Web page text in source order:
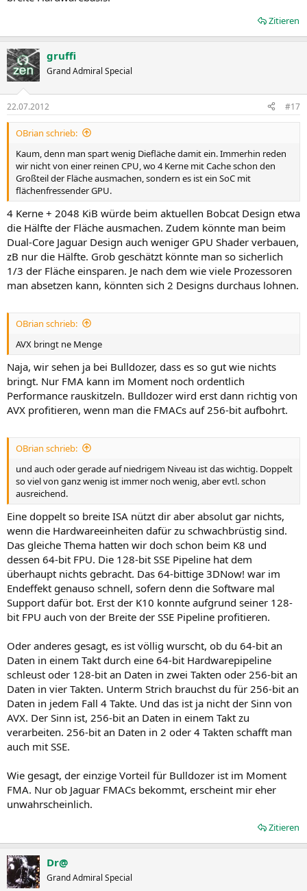
Zitieren
gruffi
Grand Admiral Special
22.07.2012 #17
OBrian schrieb:
Kaum, denn man spart wenig Diefläche damit ein. Immerhin reden
wir nicht von einer reinen CPU, wo 4 Kerne mit Cache schon den
Großteil der Fläche ausmachen, sondern es ist ein SoC mit
flächenfressender GPU.
4 Kerne + 2048 KiB würde beim aktuellen Bobcat Design etwa
die Hälfte der Fläche ausmachen. Zudem könnte man beim
Dual-Core Jaguar Design auch weniger GPU Shader verbauen,
zB nur die Hälfte. Grob geschätzt könnte man so sicherlich
1/3 der Fläche einsparen. Je nach dem wie viele Prozessoren
man absetzen kann, könnten sich 2 Designs durchaus lohnen.
OBrian schrieb:
AVX bringt ne Menge
Naja, wir sehen ja bei Bulldozer, dass es so gut wie nichts
bringt. Nur FMA kann im Moment noch ordentlich
Performance rauskitzeln. Bulldozer wird erst dann richtig von
AVX profitieren, wenn man die FMACs auf 256-bit aufbohrt.
OBrian schrieb:
und auch oder gerade auf niedrigem Niveau ist das wichtig. Doppelt
so viel von ganz wenig ist immer noch wenig, aber evtl. schon
ausreichend.
Eine doppelt so breite ISA nützt dir aber absolut gar nichts,
wenn die Hardwareeinheiten dafür zu schwachbrüstig sind.
Das gleiche Thema hatten wir doch schon beim K8 und
dessen 64-bit FPU. Die 128-bit SSE Pipeline hat dem
überhaupt nichts gebracht. Das 64-bittige 3DNow! war im
Endeffekt genauso schnell, sofern denn die Software mal
Support dafür bot. Erst der K10 konnte aufgrund seiner 128-
bit FPU auch von der Breite der SSE Pipeline profitieren.
Oder anderes gesagt, es ist völlig wurscht, ob du 64-bit an
Daten in einem Takt durch eine 64-bit Hardwarepipeline
schleust oder 128-bit an Daten in zwei Takten oder 256-bit an
Daten in vier Takten. Unterm Strich brauchst du für 256-bit an
Daten in jedem Fall 4 Takte. Und das ist ja nicht der Sinn von
AVX. Der Sinn ist, 256-bit an Daten in einem Takt zu
verarbeiten. 256-bit an Daten in 2 oder 4 Takten schafft man
auch mit SSE.
Wie gesagt, der einzige Vorteil für Bulldozer ist im Moment
FMA. Nur ob Jaguar FMACs bekommt, erscheint mir eher
unwahrscheinlich.
Zitieren
Dr@
Grand Admiral Special